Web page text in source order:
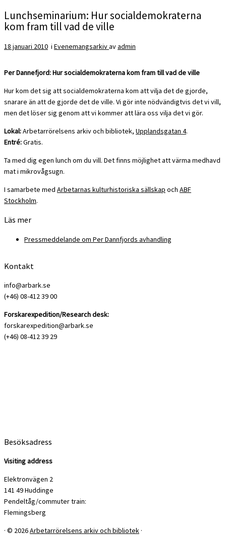
Lunchseminarium: Hur socialdemokraterna
kom fram till vad de ville
18 januari 2010 i Evenemangsarkivavadmin
Per Dannefjord: Hur socialdemokraterna kom fram till vad de ville
Hur kom det sig att socialdemokraterna kom att vilja det de gjorde,
snarare än att de gjorde det de ville. Vi gör inte nödvändigtvis det vi vill,
men det löser sig genom att vi kommer att lära oss vilja det vi gör.
Lokal:Arbetarrörelsens arkiv och bibliotek, Upplandsgatan 4.
Entré:Gratis.
Ta med dig egen lunch om du vill. Det finns möjlighet att värma medhavd
mat i mikrovågsugn.
I samarbete med Arbetarnas kulturhistoriska sällskap och ABF
Stockholm.
Läs mer
Pressmeddelande om Per Dannfjords avhandling
Kontakt
info@arbark.se
(+46) 08-412 39 00
Forskarexpedition/Research desk:
forskarexpedition@arbark.se
(+46) 08-412 39 29
Besöksadress
Visiting address
Elektronvägen 2
141 49 Huddinge
Pendeltåg/commuter train:
Flemingsberg
· © 2026Arbetarrörelsens arkiv och bibliotek ·